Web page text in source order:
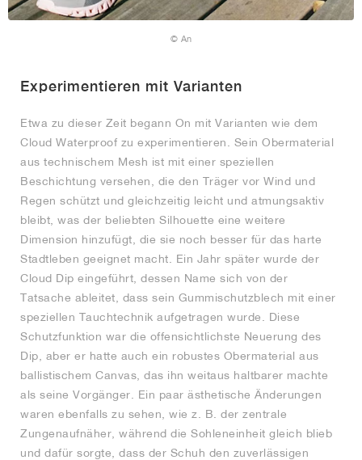
© An
Experimentieren mit Varianten
Etwa zu dieser Zeit begann On mit Varianten wie dem
Cloud Waterproof zu experimentieren. Sein Obermaterial
aus technischem Mesh ist mit einer speziellen
Beschichtung versehen, die den Träger vor Wind und
Regen schützt und gleichzeitig leicht und atmungsaktiv
bleibt, was der beliebten Silhouette eine weitere
Dimension hinzufügt, die sie noch besser für das harte
Stadtleben geeignet macht. Ein Jahr später wurde der
Cloud Dip eingeführt, dessen Name sich von der
Tatsache ableitet, dass sein Gummischutzblech mit einer
speziellen Tauchtechnik aufgetragen wurde. Diese
Schutzfunktion war die offensichtlichste Neuerung des
Dip, aber er hatte auch ein robustes Obermaterial aus
ballistischem Canvas, das ihn weitaus haltbarer machte
als seine Vorgänger. Ein paar ästhetische Änderungen
waren ebenfalls zu sehen, wie z. B. der zentrale
Zungenaufnäher, während die Sohleneinheit gleich blieb
und dafür sorgte, dass der Schuh den zuverlässigen